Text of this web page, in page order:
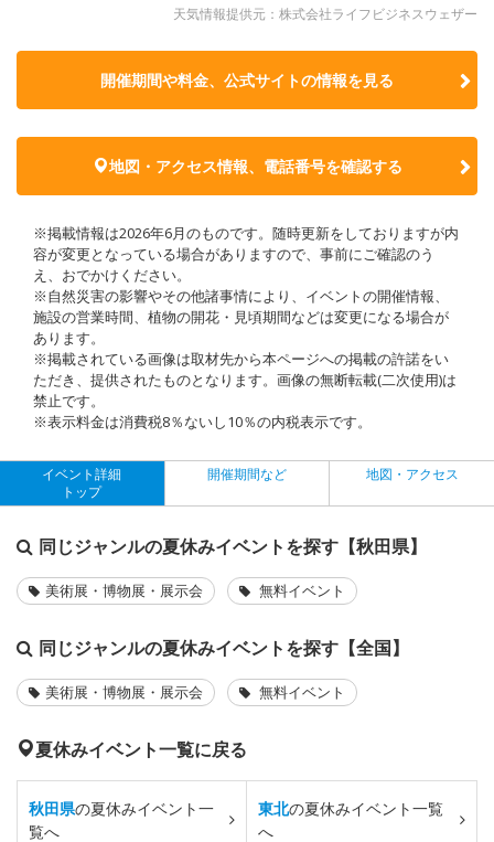
天気情報提供元：株式会社ライフビジネスウェザー
開催期間や料金、公式サイトの情報を見る
地図・アクセス情報、電話番号を確認する
※掲載情報は2026年6月のものです。随時更新をしておりますが内
容が変更となっている場合がありますので、事前にご確認のう
え、おでかけください。
※自然災害の影響やその他諸事情により、イベントの開催情報、
施設の営業時間、植物の開花・見頃期間などは変更になる場合が
あります。
※掲載されている画像は取材先から本ページへの掲載の許諾をい
ただき、提供されたものとなります。画像の無断転載(二次使用)は
禁止です。
※表示料金は消費税8％ないし10％の内税表示です。
イベント詳細
トップ
開催期間など 地図・アクセス
同じジャンルの夏休みイベントを探す【秋田県】
美術展・博物展・展示会 無料イベント
同じジャンルの夏休みイベントを探す【全国】
美術展・博物展・展示会 無料イベント
夏休みイベント一覧に戻る
秋田県の夏休みイベント一
覧へ
東北の夏休みイベント一覧
へ